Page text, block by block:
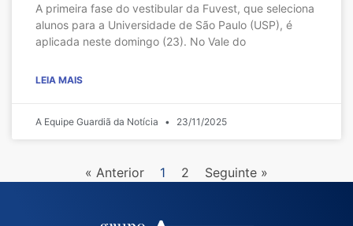
A primeira fase do vestibular da Fuvest, que seleciona
alunos para a Universidade de São Paulo (USP), é
aplicada neste domingo (23). No Vale do
LEIA MAIS
A Equipe Guardiã da Notícia 23/11/2025
« Anterior 1 2 Seguinte »